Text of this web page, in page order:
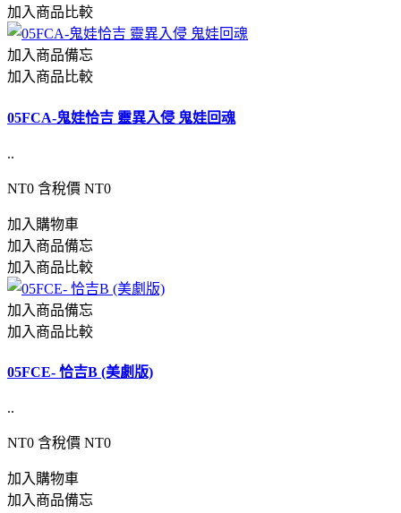
加入商品比較
加入商品備忘
加入商品比較
05FCA-鬼娃恰吉 靈異入侵 鬼娃回魂
..
NT0 含稅價 NT0
加入購物車
加入商品備忘
加入商品比較
加入商品備忘
加入商品比較
05FCE- 恰吉B (美劇版)
..
NT0 含稅價 NT0
加入購物車
加入商品備忘